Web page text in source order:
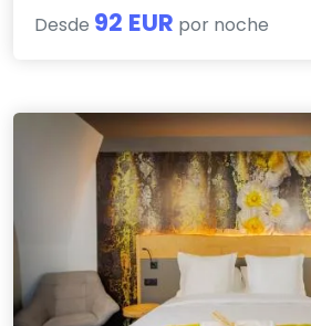
Desde 92 EUR por noche